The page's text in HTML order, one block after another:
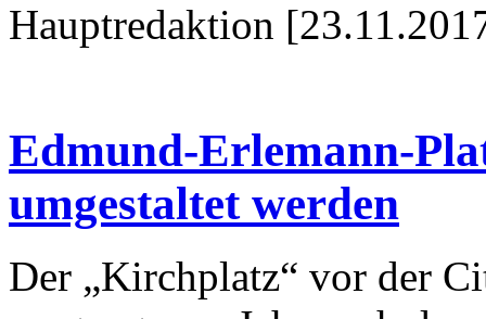
Hauptredaktion
Edmund-Erlemann-
umgestaltet werden
Der „Kirchplatz“ vor der